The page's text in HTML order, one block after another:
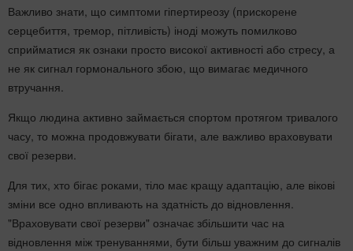
Важливо знати, що симптоми гіпертиреозу (прискорене
серцебиття, тремор, пітливість) іноді можуть помилково
сприйматися як ознаки просто високої активності або стресу, а
не як сигнал гормонального збою, що вимагає медичного
втручання.
Якщо людина активно займається спортом протягом тривалого
часу, то можна продовжувати бігати, але важливо враховувати
свої резерви.
Для тих, хто бігає роками, тіло має кращу адаптацію, але вікові
зміни все одно впливають на здатність до відновлення.
"Враховувати свої резерви" означає збільшити час на
відновлення між тренуваннями, бути більш уважним до сигналів